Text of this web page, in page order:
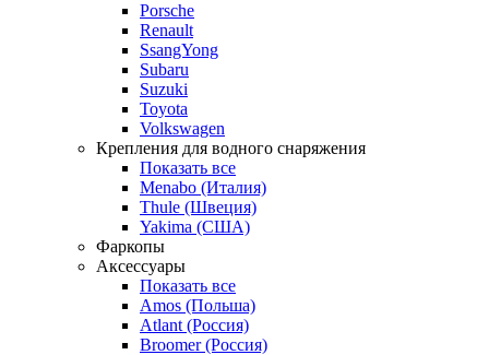
Porsche
Renault
SsangYong
Subaru
Suzuki
Toyota
Volkswagen
Крепления для водного снаряжения
Показать все
Menabo (Италия)
Thule (Швеция)
Yakima (США)
Фаркопы
Аксессуары
Показать все
Amos (Польша)
Atlant (Россия)
Broomer (Россия)